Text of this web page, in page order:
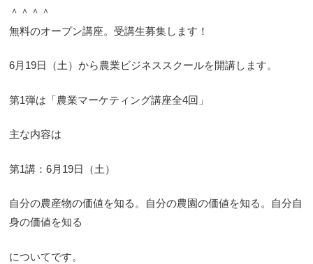
＾＾＾＾
無料のオープン講座。受講生募集します！
6月19日（土）から農業ビジネススクールを開講します。
第1弾は「農業マーケティング講座全4回」
主な内容は
第1講：6月19日（土）
自分の農産物の価値を知る。自分の農園の価値を知る。自分自
身の価値を知る
についてです。